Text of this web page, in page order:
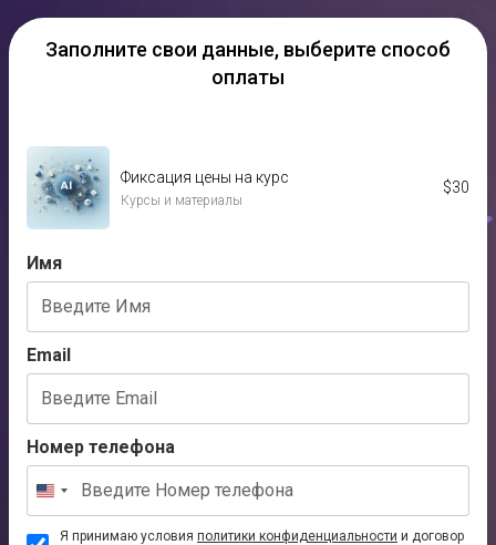
Заполните свои данные, выберите способ
оплаты
Фиксация цены на курс
Курсы и материалы
$30
Имя
Email
Номер телефона
Я принимаю условия политики конфиденциальности и договор